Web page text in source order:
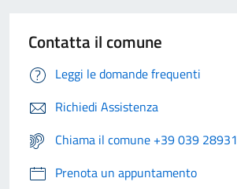
Contatta il comune
Leggi le domande frequenti
Richiedi Assistenza
Chiama il comune +39 039 28931
Prenota un appuntamento